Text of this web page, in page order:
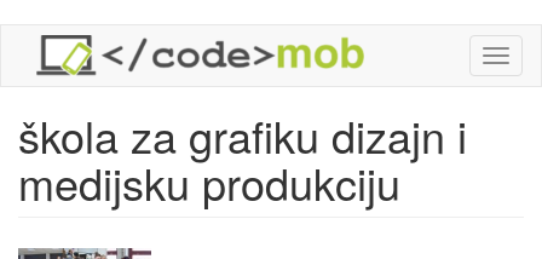
Ugrás
tartalomra
škola za grafiku dizajn i
medijsku produkciju